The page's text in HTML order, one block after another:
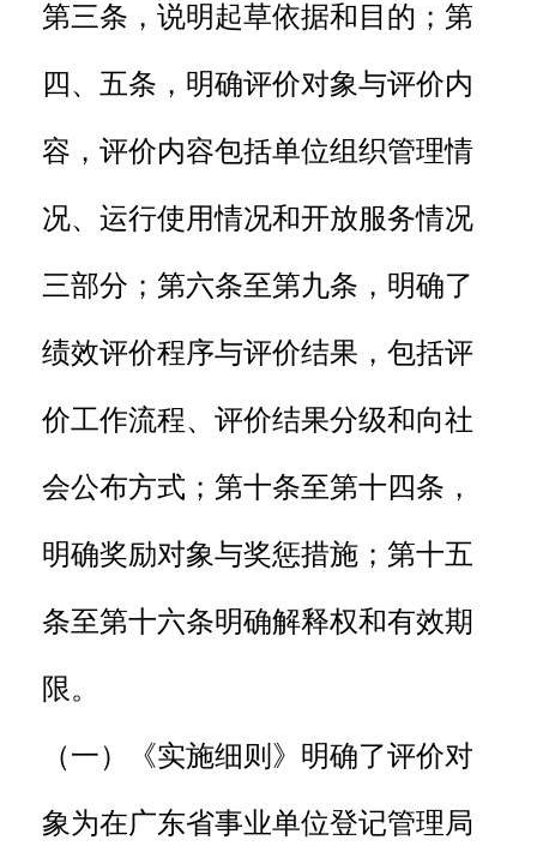
第三条，说明起草依据和目的；第
四、五条，明确评价对象与评价内
容，评价内容包括单位组织管理情
况、运行使用情况和开放服务情况
三部分；第六条至第九条，明确了
绩效评价程序与评价结果，包括评
价工作流程、评价结果分级和向社
会公布方式；第十条至第十四条，
明确奖励对象与奖惩措施；第十五
条至第十六条明确解释权和有效期
限。
（一）《实施细则》明确了评价对
象为在广东省事业单位登记管理局